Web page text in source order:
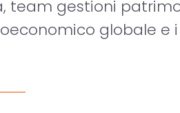
team gestioni
globale e i